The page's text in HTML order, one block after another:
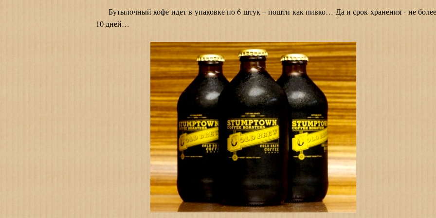
Бутылочный кофе идет в упаковке по 6 штук – пошти как пивко… Да и срок хранения - не более
10 дней…